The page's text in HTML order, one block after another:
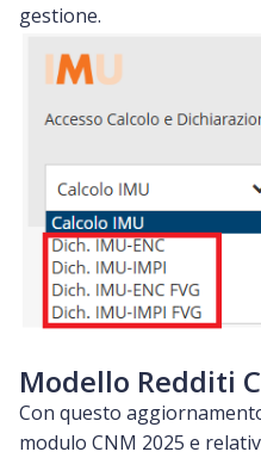
gestione.
Modello Redditi
Con questo
modulo CNM 2025 e